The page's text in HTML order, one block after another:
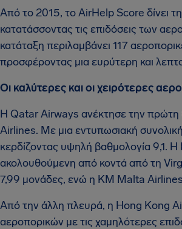
Από το 2015, το AirHelp Score δίνει
κατατάσσοντας τις επιδόσεις των
κατάταξη περιλαμβάνει 117
προσφέροντας μια ευρύτερη και
Οι καλύτερες και οι χειρότερες
Η Qatar Airways ανέκτησε την
Airlines. Με μια εντυπωσιακή
κερδίζοντας υψηλή βαθμολογία 9,1.
ακολουθούμενη από κοντά από τη
7,99 μονάδες, ενώ η KM Malta
Από την άλλη πλευρά, η Hong Kong
αεροπορικών με τις χαμηλότερες